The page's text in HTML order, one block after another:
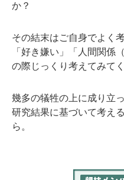
か？
その結末はご自身でよく
「好き嫌い」「人間関係
の際じっくり考えてみてく
幾多の犠牲の上に成り立
研究結果に基づいて考え
ら。